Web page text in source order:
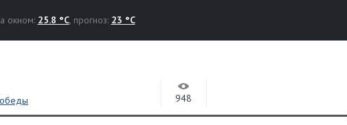
окном: 25.8 °C, прогноз: 23 °C
948